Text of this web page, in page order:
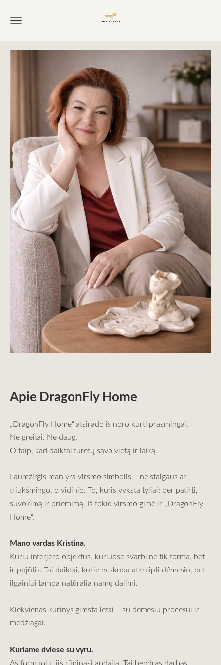
Apie DragonFly Home
„DragonFly Home“ atsirado iš noro kurti prasmingai.
Ne greitai. Ne daug.
O taip, kad daiktai turėtų savo vietą ir laiką.
Laumžirgis man yra virsmo simbolis – ne staigaus ar
triukšmingo, o vidinio. To, kuris vyksta tyliai: per patirtį,
suvokimą ir priėmimą. Iš tokio virsmo gimė ir „DragonFly
Home“.
Mano vardas Kristina.
Kuriu interjero objektus, kuriuose svarbi ne tik forma, bet
ir pojūtis. Tai daiktai, kurie neskuba atkreipti dėmesio, bet
ilgainiui tampa natūralia namų dalimi.
Kiekvienas kūrinys gimsta lėtai – su dėmesiu procesui ir
medžiagai.
Kuriame dviese su vyru.
Aš formuoju, jis rūpinasi apdaila. Tai bendras darbas,